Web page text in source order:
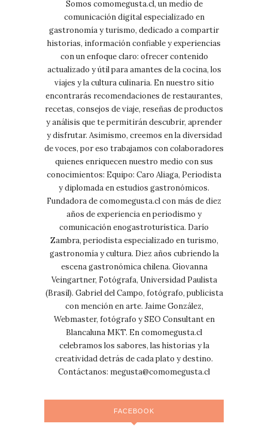
Somos comomegusta.cl, un medio de
comunicación digital especializado en
gastronomía y turismo, dedicado a compartir
historias, información confiable y experiencias
con un enfoque claro: ofrecer contenido
actualizado y útil para amantes de la cocina, los
viajes y la cultura culinaria. En nuestro sitio
encontrarás recomendaciones de restaurantes,
recetas, consejos de viaje, reseñas de productos
y análisis que te permitirán descubrir, aprender
y disfrutar. Asimismo, creemos en la diversidad
de voces, por eso trabajamos con colaboradores
quienes enriquecen nuestro medio con sus
conocimientos: Equipo: Caro Aliaga, Periodista
y diplomada en estudios gastronómicos.
Fundadora de comomegusta.cl con más de diez
años de experiencia en periodismo y
comunicación enogastroturística. Darío
Zambra, periodista especializado en turismo,
gastronomía y cultura. Diez años cubriendo la
escena gastronómica chilena. Giovanna
Veingartner, Fotógrafa, Universidad Paulista
(Brasil). Gabriel del Campo, fotógrafo, publicista
con mención en arte. Jaime González,
Webmaster, fotógrafo y SEO Consultant en
Blancaluna MKT. En comomegusta.cl
celebramos los sabores, las historias y la
creatividad detrás de cada plato y destino.
Contáctanos: megusta@comomegusta.cl
FACEBOOK